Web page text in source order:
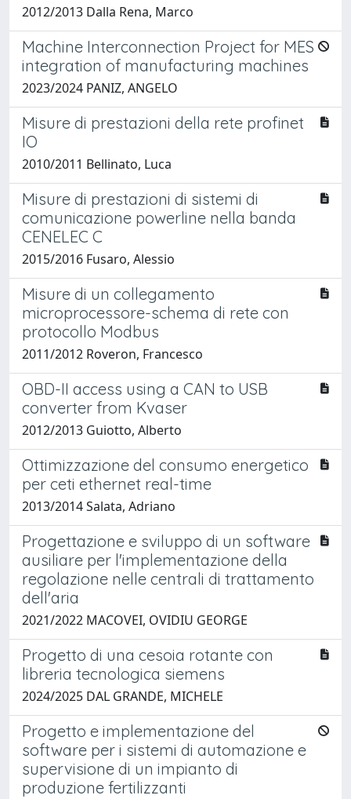
2012/2013 Dalla Rena, Marco
Machine Interconnection Project for MES
integration of manufacturing machines
2023/2024 PANIZ, ANGELO
Misure di prestazioni della rete profinet
IO
2010/2011 Bellinato, Luca
Misure di prestazioni di sistemi di
comunicazione powerline nella banda
CENELEC C
2015/2016 Fusaro, Alessio
Misure di un collegamento
microprocessore-schema di rete con
protocollo Modbus
2011/2012 Roveron, Francesco
OBD-II access using a CAN to USB
converter from Kvaser
2012/2013 Guiotto, Alberto
Ottimizzazione del consumo energetico
per ceti ethernet real-time
2013/2014 Salata, Adriano
Progettazione e sviluppo di un software
ausiliare per l'implementazione della
regolazione nelle centrali di trattamento
dell'aria
2021/2022 MACOVEI, OVIDIU GEORGE
Progetto di una cesoia rotante con
libreria tecnologica siemens
2024/2025 DAL GRANDE, MICHELE
Progetto e implementazione del
software per i sistemi di automazione e
supervisione di un impianto di
produzione fertilizzanti